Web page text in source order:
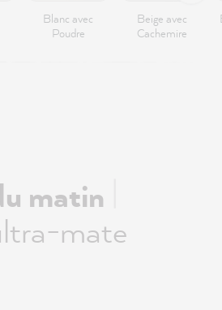
Blanc avec
Poudre
Beige avec
Cachemire
matin
mate